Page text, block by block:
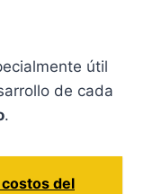
útil
de cada
.
del